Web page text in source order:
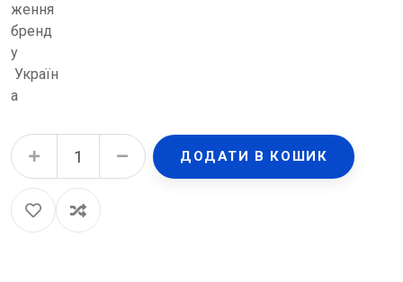
ження
бренд
у
Україн
а
Гідроксизин-ЗН (Атаракс) таблетки, в/плів. обол. по 25 мг №30 (10х3) quantity
ДОДАТИ В КОШИК